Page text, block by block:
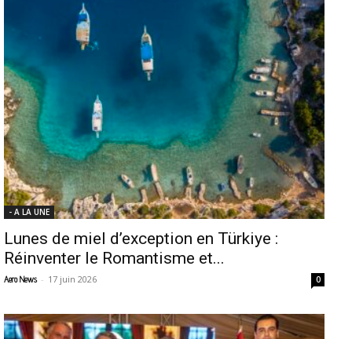
- A LA UNE
Lunes de miel d’exception en Türkiye :
Réinventer le Romantisme et...
Aero News - 17 juin 2026 0